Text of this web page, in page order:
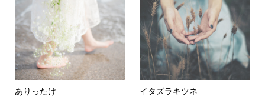
ありったけ イタズラキツネ